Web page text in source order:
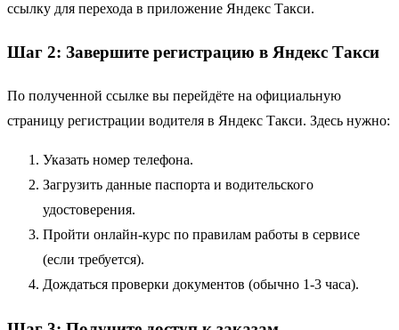
ссылку для перехода в приложение Яндекс Такси.
Шаг 2: Завершите регистрацию в Яндекс Такси
По полученной ссылке вы перейдёте на официальную
страницу регистрации водителя в Яндекс Такси. Здесь нужно:
Указать номер телефона.
Загрузить данные паспорта и водительского
удостоверения.
Пройти онлайн-курс по правилам работы в сервисе
(если требуется).
Дождаться проверки документов (обычно 1-3 часа).